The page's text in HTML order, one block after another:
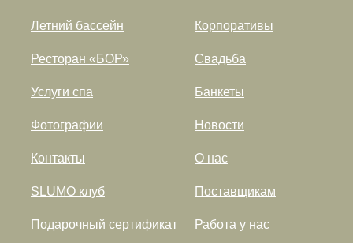
Ресторан «БОР»
Услуги спа
Летний бассейн
О нас
SLUMO клуб
Новости
Подарочный сертификат
Корпоративы
Фотографии
Свадьба
Работа у нас
Банкеты
Поставщикам
Контакты